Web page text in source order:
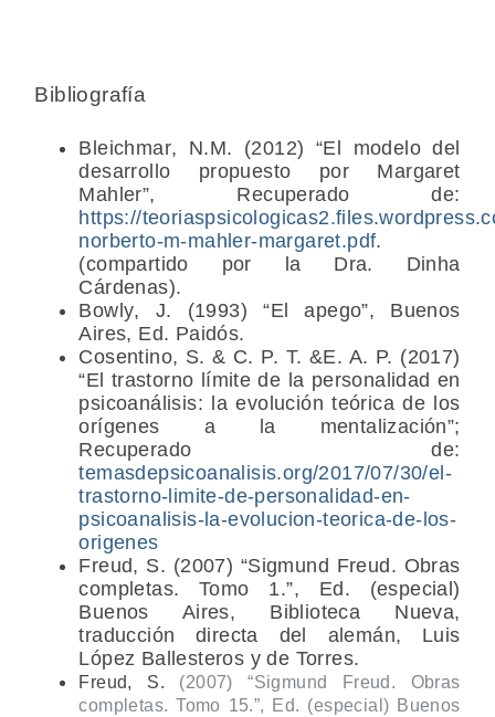
Bibliografía
Bleichmar, N.M. (2012) “El modelo del
desarrollo propuesto por Margaret
Mahler”, Recuperado de:
https://
norberto-m-mahler-margaret.pdf.
(compartido por la Dra. Dinha
Cárdenas).
Bowly, J. (1993) “El apego”, Buenos
Aires, Ed. Paidós.
Cosentino, S. & C. P. T. &E. A. P. (2017)
“El trastorno límite de la personalidad en
psicoanálisis: la evolución teórica de los
orígenes a la mentalización”;
Recuperado de:
temasdepsicoanalisis.org/2017/07/30/el-
trastorno-limite-de-personalidad-en-
psicoanalisis-la-evolucion-teorica-de-los-
origenes
Freud, S. (2007) “Sigmund Freud. Obras
completas. Tomo 1.”, Ed. (especial)
Buenos Aires, Biblioteca Nueva,
traducción directa del alemán, Luis
López Ballesteros y de Torres.
Freud, S. (2007) “Sigmund Freud. Obras
completas. Tomo 15.”, Ed. (especial) Buenos